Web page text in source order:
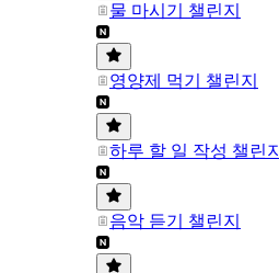
물 마시기 챌린지
영양제 먹기 챌린지
하루 할 일 작성 챌린지
음악 듣기 챌린지